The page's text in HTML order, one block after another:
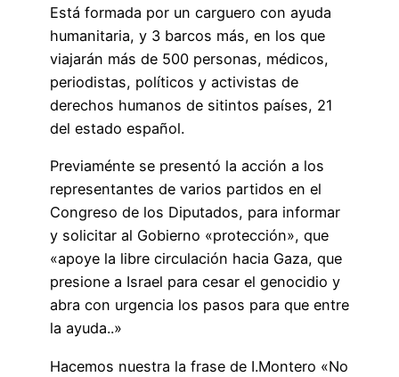
Está formada por un carguero con ayuda
humanitaria, y 3 barcos más, en los que
viajarán más de 500 personas, médicos,
periodistas, políticos y activistas de
derechos humanos de sitintos países, 21
del estado español.
Previaménte se presentó la acción a los
representantes de varios partidos en el
Congreso de los Diputados, para informar
y solicitar al Gobierno «protección», que
«apoye la libre circulación hacia Gaza, que
presione a Israel para cesar el genocidio y
abra con urgencia los pasos para que entre
la ayuda..»
Hacemos nuestra la frase de I.Montero «No